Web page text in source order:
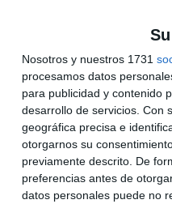
Nosotros y nuestros 1731
procesamos datos
para publicidad y contenido
desarrollo de servicios. Con
geográfica precisa e
otorgarnos su
previamente descrito. De
preferencias antes de
datos personales puede no